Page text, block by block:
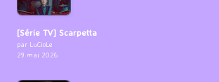
[Série TV] Scarpetta
par LuCioLe
29 mai 2026